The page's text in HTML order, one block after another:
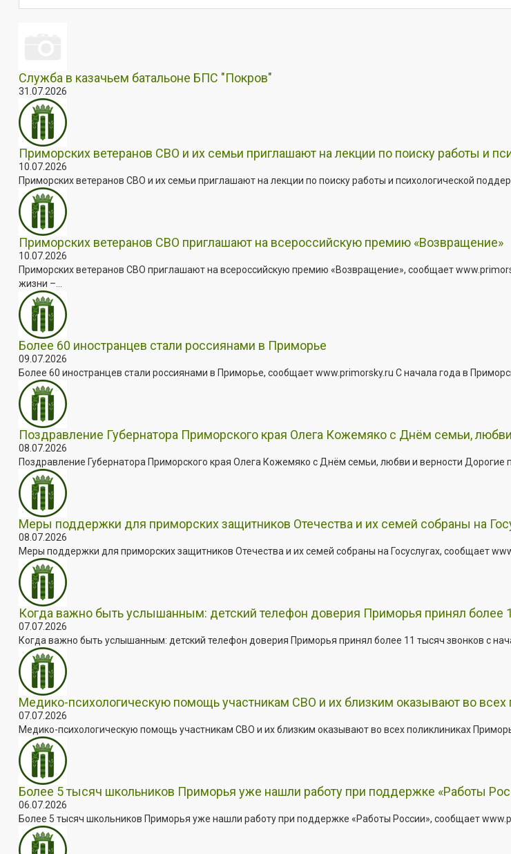
Служба в казачьем батальоне БПС "Покров"
31.07.2026
Приморских ветеранов СВО и их семьи приглашают на лекции по поиску работы и
10.07.2026
Приморских ветеранов СВО и их семьи приглашают на лекции по поиску работы и психологической
Приморских ветеранов СВО приглашают на всероссийскую премию «Возвращение»
10.07.2026
Приморских ветеранов СВО приглашают на всероссийскую премию «Возвращение», сообщает
жизни –...
Более 60 иностранцев стали россиянами в Приморье
09.07.2026
Более 60 иностранцев стали россиянами в Приморье, сообщает www.primorsky.ru С начала года в
Поздравление Губернатора Приморского края Олега Кожемяко с Днём семьи,
08.07.2026
Поздравление Губернатора Приморского края Олега Кожемяко с Днём семьи, любви и верности Дорогие
Меры поддержки для приморских защитников Отечества и их семей собраны на
08.07.2026
Меры поддержки для приморских защитников Отечества и их семей собраны на Госуслугах, сообщает
Когда важно быть услышанным: детский телефон доверия Приморья принял более
07.07.2026
Когда важно быть услышанным: детский телефон доверия Приморья принял более 11 тысяч звонков с
Медико-психологическую помощь участникам СВО и их близким оказывают во всех
07.07.2026
Медико-психологическую помощь участникам СВО и их близким оказывают во всех поликлиниках
Более 5 тысяч школьников Приморья уже нашли работу при поддержке «Работы
06.07.2026
Более 5 тысяч школьников Приморья уже нашли работу при поддержке «Работы России», сообщает